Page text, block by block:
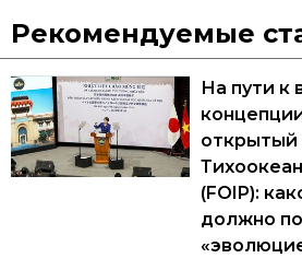
Рекомендуемые
На пути к
(FOIP):
должно